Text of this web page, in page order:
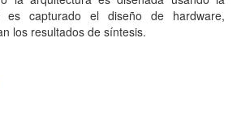
capturado el diseño de hardware,
los resultados de síntesis.